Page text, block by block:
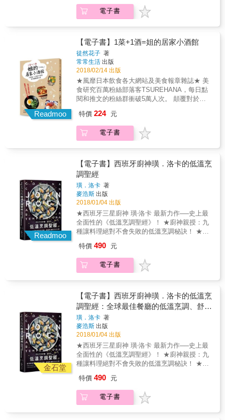
滷肉飯，呈現給大家&hellip;&hellip;。 為了讓
更多的年輕女孩也和安妮一樣喜歡做菜，所以
書中全部食材都是非常方便取得的，而且以
出和書裡一模一樣的安妮Style料理喔！ 本書特
色 ◆特色1：共分六大主題，100道全營養料
理，快速、簡單，並大幅縮減烹調時間與流
程，讓料理新手，或喜愛各種變化的朋友們，
也可以輕鬆做出來。 ◆特色2：菜單變化豐
富，包含台灣味、清爽料理、派對美食、親友
宴客菜、飽足感食物、各式各樣的變化款滷肉
健康，外表也精緻漂亮賞心悅目。 ◆特色3：
特別蒐錄安妮的美味小秘密，除了重點提示之
外，也有替代方案。讓您在料理時，可以節省
國料理，輕鬆上桌。 因為在媽媽好友家的廚
房，感受到料理的溫暖，六歲的安妮，開始了
紀錄下來；為了讓也在台灣念書的妹妹可以吃
到俄羅斯家鄉菜&hellip;&hellip;，更為了讓廚藝
更精進，決定挑戰台灣的丙級中餐執照，經過
不斷的失敗與努力，鍛鍊出安妮的好廚藝。 所
以，安妮把自己擅長的各種料理，呈現在書
中。除了道地的台灣菜，忙碌減肥的時候，可
以吃吃清爽料理；朋友聚餐時，就要做出美味
豐盛的佳餚；和妹妹一起吃飯，就準備可以吃
飽又吃好的餐點或是家鄉菜；因為喜歡台灣的
屬於自己的滷肉飯形式，於是也把這些異國的
滷肉飯，呈現給大家&hellip;&hellip;。 為了讓
更多的年輕女孩也和安妮一樣喜歡做菜，所以
書中全部食材都是非常方便取得的，而且以
Step by Step呈現，只要跟著做，大家都能做
出和書裡一模一樣的安妮Style料理喔！ 本書特
色 ◆特色1：共分六大主題，100道全營養料
理，快速、簡單，並大幅縮減烹調時間與流
程，讓料理新手，或喜愛各種變化的朋友們，
也可以輕鬆做出來。 ◆特色2：菜單變化豐
富，包含台灣味、清爽料理、派對美食、親友
宴客菜、飽足感食物、各式各樣的變化款滷肉
健康，外表也精緻漂亮賞心悅目。 ◆特色3：
特別蒐錄安妮的美味小秘密，除了重點提示之
外，也有替代方案。讓您在料理時，可以節省
電子書
Readmoo
【電子書】1菜+1酒=姐的居家小酒館
徒然花子 著
常常生活 出版
2018/02/14 出版
★風靡日本飲食各大網站及美食報章雜誌★ 美
食研究百萬粉絲部落客TSUREHANA，每日點
閱和推文的粉絲群衝破5萬人次。 顛覆對於下
欲和身心都可以大大滿足 ～ 姐的「食」代 Ｂ
Ｊ4 ！ 就是要大家一起吃出「食」的超狂態
度！ ～ 誰說一定要花大把鈔票才能享受美食，
結帳時帳單爆表？ 只是想喝點小酒卻遇上隔壁
桌派對鬧哄哄？ 難道只能委屈自己迎合他人？
完全無法放鬆身心，消除壓力，酒菜下肚卻吞
下更多莫名的淡淡憂愁。 姐要大家重新找回自
主權，在家喝更舒服，在家料理更開心。 本書
就是要大家更懂得享受「食」的美好。 下班後
自己能有的時間比想像中的短暫， 泡個澡、看
個簡訊、追個劇&hellip;&hellip;一個晚上很快就
不夠用。 還想簡單吃個晚餐，喝杯酒放鬆一
下， 如果每天都泡在餐廳，不僅時間不夠用，
是回家簡單自己煮吧，即使只是把冰箱現有的
食材搬出來隨意搭配組合，花個十分鐘，簡單
到稱不上是一道菜，反正是自己下酒吃的，何
洋芋片或外食，僅僅是一道自製的下酒菜，也
能讓一個人獨飲的樂趣倍增，更是給辛苦一天
的自己最棒的安慰。 做菜的過程可以很隨性，
切好攪拌、乾煎、拌炒、油炸&hellip;&hellip;步
驟盡量簡化，就連分量也是差不多就可以，即
使一隻手拿著啤酒，單手也可以輕鬆完成。不
囉嗦！今晚就來開瓶酒、做道下酒菜開心暢飲
吧！ ★ 10分以內立刻爽快暢飲 夜晚的時間其
事，一下子就填滿了整個夜晚，只要10分鐘就
可以完成的下酒菜。三兩下完成之後馬上來一
杯。今晚就是要享受獨飲的樂趣。 ★ 蔬菜滿點
大享受&& & 飯糰、義大利麵、三明治、蓋飯
&hellip;稍微一不留神，發現只靠碳水化合物維
特價 224 元
電子書
Readmoo
【電子書】西班牙廚神璜．洛卡的低溫烹
調聖經
璜．洛卡 著
麥浩斯 出版
2018/01/04 出版
★西班牙三星廚神 璜‧洛卡 最新力作──史上最
全面性的《低溫烹調聖經》！ ★廚神親授：九
種讓料理絕對不會失敗的低溫烹調秘訣！ ★最
譜 ‧為什麼全世界的星級餐廳都在用「低溫烹
調」？ ‧低溫烹調＝「舒肥（真空烹調）」法？
低溫烹調其實是一種歷史悠久、對食材滿懷著
營養與自然原味，使料理的口感質地更多汁鮮
美， 透過今日的科技──料理者能夠更準確地控
制溫度，使烹調成果更精準、品質更一致！ 本
書由米其林三星主廚璜‧洛卡，帶領全球最佳餐
廳「El Celler de Can Roca」料理團隊 匯集十
多年來所奉行之低溫烹調精髓技法與數據， 從
科學的基礎與食材的特性著手，
特價 490 元
電子書
金石堂
【電子書】西班牙廚神璜．洛卡的低溫烹
調聖經：全球最佳餐廳的低溫烹調、舒肥
料理技法全公開
璜．洛卡 著
麥浩斯 出版
2018/01/04 出版
★西班牙三星廚神 璜‧洛卡 最新力作──史上最
全面性的《低溫烹調聖經》！ ★廚神親授：九
種讓料理絕對不會失敗的低溫烹調秘訣！ ★最
譜 ‧為什麼全世界的星級餐廳都在用「低溫烹
調」？ ‧低溫烹調＝「舒肥（真空烹調）」法？
低溫烹調其實是一種歷史悠久、對食材滿懷著
特價 490 元
電子書